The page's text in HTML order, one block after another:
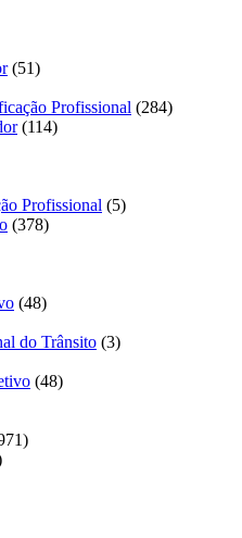
(51)
Profissional (284)
(114)
Profissional (5)
(378)
(48)
do Trânsito (3)
(48)